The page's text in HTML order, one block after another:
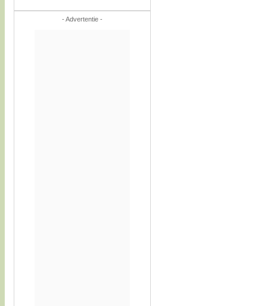
- Advertentie -